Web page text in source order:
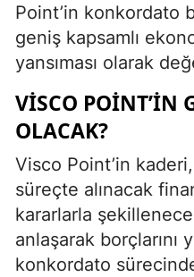
Point’in konkordato
geniş kapsamlı
yansıması olarak
VISCO POINT’IN
OLACAK?
Visco Point’in
süreçte alınacak
kararlarla
anlaşarak borçlarını
konkordato